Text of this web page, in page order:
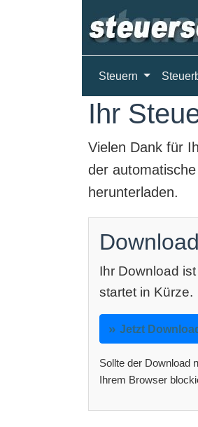
Steuern
Ihr
Vielen Dank für
der
herunterladen.
Ihr Download
startet in Kürze.
Jetzt
Sollte der Download
Ihrem Browser